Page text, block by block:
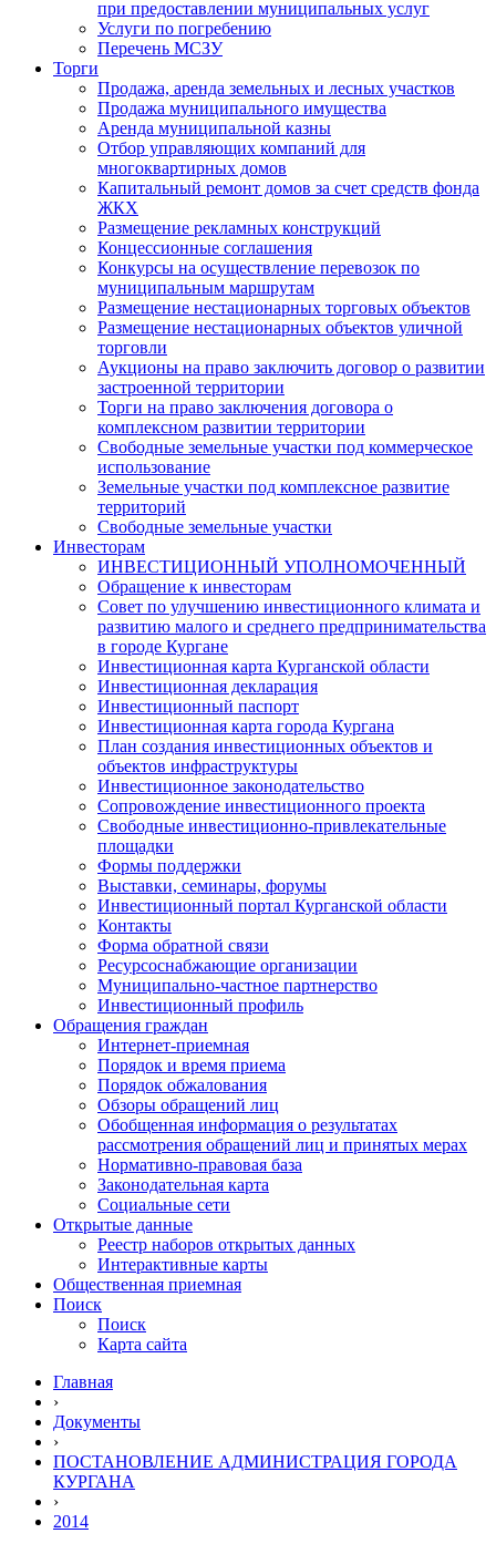
при предоставлении муниципальных услуг
Услуги по погребению
Перечень МСЗУ
Торги
Продажа, аренда земельных и лесных участков
Продажа муниципального имущества
Аренда муниципальной казны
Отбор управляющих компаний для
многоквартирных домов
Капитальный ремонт домов за счет средств фонда
ЖКХ
Размещение рекламных конструкций
Концессионные соглашения
Конкурсы на осуществление перевозок по
муниципальным маршрутам
Размещение нестационарных торговых объектов
Размещение нестационарных объектов уличной
торговли
Аукционы на право заключить договор о развитии
застроенной территории
Торги на право заключения договора о
комплексном развитии территории
Свободные земельные участки под коммерческое
использование
Земельные участки под комплексное развитие
территорий
Свободные земельные участки
Инвесторам
ИНВЕСТИЦИОННЫЙ УПОЛНОМОЧЕННЫЙ
Обращение к инвесторам
Совет по улучшению инвестиционного климата и
развитию малого и среднего предпринимательства
в городе Кургане
Инвестиционная карта Курганской области
Инвестиционная декларация
Инвестиционный паспорт
Инвестиционная карта города Кургана
План создания инвестиционных объектов и
объектов инфраструктуры
Инвестиционное законодательство
Сопровождение инвестиционного проекта
Свободные инвестиционно-привлекательные
площадки
Формы поддержки
Выставки, семинары, форумы
Инвестиционный портал Курганской области
Контакты
Форма обратной связи
Ресурсоснабжающие организации
Муниципально-частное партнерство
Инвестиционный профиль
Обращения граждан
Интернет-приемная
Порядок и время приема
Порядок обжалования
Обзоры обращений лиц
Обобщенная информация о результатах
рассмотрения обращений лиц и принятых мерах
Нормативно-правовая база
Законодательная карта
Социальные сети
Открытые данные
Реестр наборов открытых данных
Интерактивные карты
Общественная приемная
Поиск
Поиск
Карта сайта
Главная
›
Документы
›
ПОСТАНОВЛЕНИЕ АДМИНИСТРАЦИЯ ГОРОДА
КУРГАНА
›
2014